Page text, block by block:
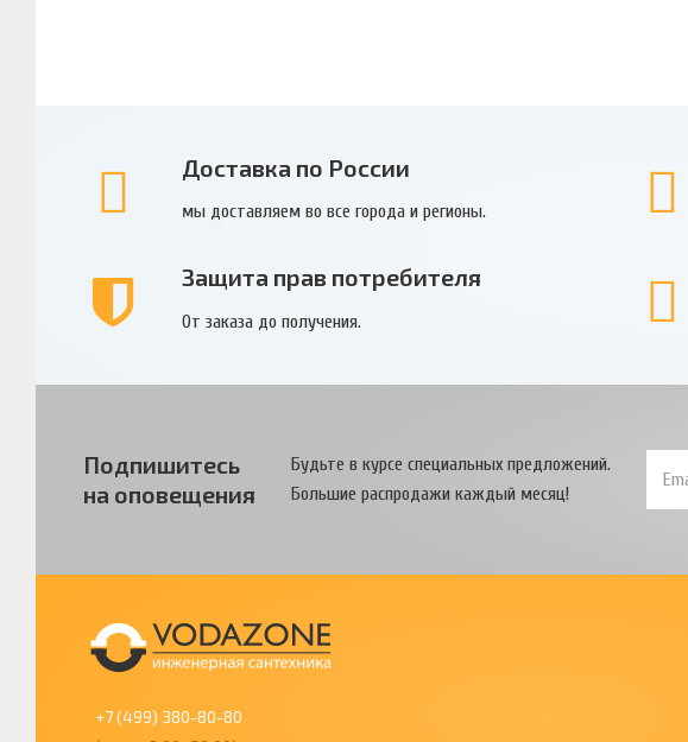
Доставка по России
мы доставляем во все города и регионы.
Защита прав потребителя
От заказа до получения.
Подпишитесь
на оповещения
Будьте в курсе специальных предложений.
Большие распродажи каждый месяц!
+7 (499) 380-80-80